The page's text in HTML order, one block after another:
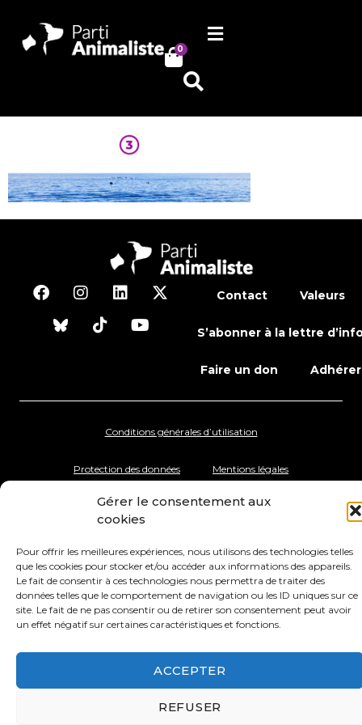
Gérer le consentement aux
cookies
Pour offrir les meilleures expériences, nous utilisons des technologies telles
que les cookies pour stocker et/ou accéder aux informations des appareils.
Le fait de consentir à ces technologies nous permettra de traiter des
données telles que le comportement de navigation ou les ID uniques sur ce
site. Le fait de ne pas consentir ou de retirer son consentement peut avoir
un effet négatif sur certaines caractéristiques et fonctions.
ACCEPTER
REFUSER
0
Contact Valeurs
S’abonner à la lettre
Faire un don Adhérer
Conditions générales d’utilisation
Protection des données Mentions légales